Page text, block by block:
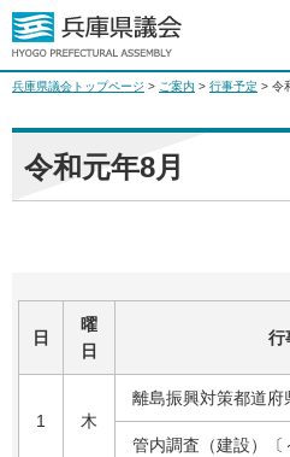
兵庫県議会トップページ > ご案内 > 行事予定 > 令
令和元年8月
日
曜
日
行
1 木
離島振興対策都道府
管内調査（建設）〔